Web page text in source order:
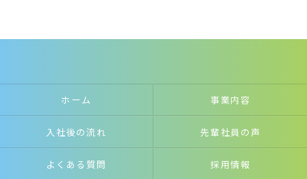
ホーム 事業内容
入社後の流れ 先輩社員の声
よくある質問 採用情報